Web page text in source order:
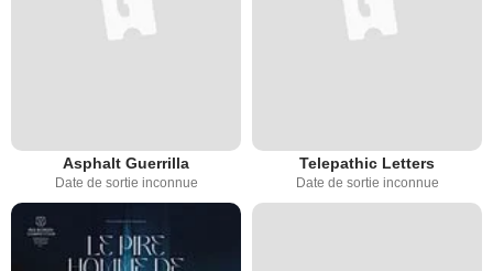
Asphalt Guerrilla
Date de sortie inconnue
Telepathic Letters
Date de sortie inconnue